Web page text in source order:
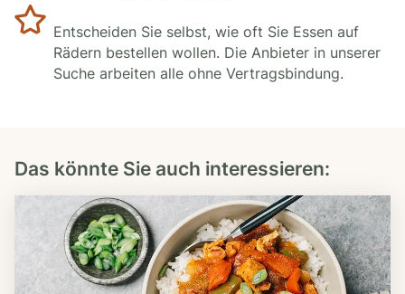
Entscheiden Sie selbst, wie oft Sie Essen auf
Rädern bestellen wollen. Die Anbieter in unserer
Suche arbeiten alle ohne Vertragsbindung.
Das könnte Sie auch interessieren: